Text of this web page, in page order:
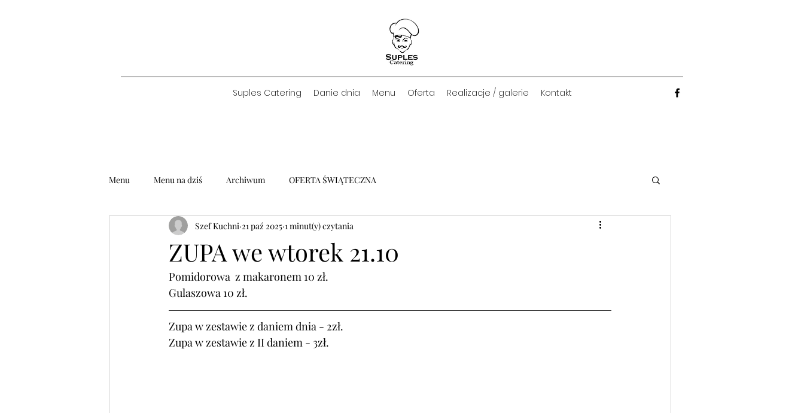
Suples Catering Danie dnia Menu Oferta Realizacje / galerie Kontakt
Menu Menu na dziś Archiwum OFERTA ŚWIĄTECZNA
ZUPA we wtorek 21.10
Szef Kuchni 21 paź 2025 1 minut(y) czytania
Pomidorowa  z makaronem 10 zł.
Gulaszowa 10 zł.
Zupa w zestawie z daniem dnia - 2zł.
Zupa w zestawie z II daniem - 3zł.